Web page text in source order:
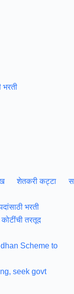
भरती
शेतकरी कट्टा
भरती
कोटींची तरतूद
Scheme to
seek govt